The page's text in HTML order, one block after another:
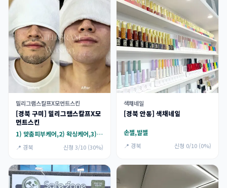
밀리그램스칼프X모먼트스킨
[경북 구미] 밀리그램스칼프X모
먼트스킨
1) 맞춤피부케어,2) 왁싱케어,3) 미인점/두피문신,4) 슈가링(여자브왁가능)
📍 경북 신청 3/10 (30%)
색채네일
[경북 안동] 색채네일
손젤,발젤
📍 경북 신청 0/10 (0%)